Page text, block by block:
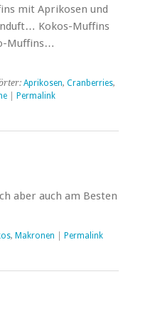
mit Aprikosen und
Kokos-Muffins
Muffins…
Aprikosen, Cranberries,
| Permalink
aber auch am Besten
, Makronen Permalink